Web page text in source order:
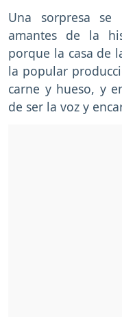
Una sorpresa
amantes de la
porque la casa de
la popular
carne y hueso, y
de ser la voz y